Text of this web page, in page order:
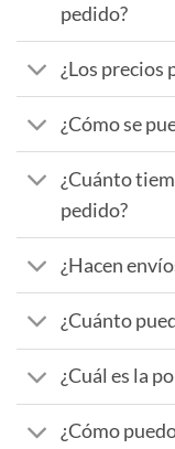
pedido?
¿Los precios
¿Cómo se
¿Cuánto
pedido?
¿Hacen
¿Cuánto
¿Cuál es la
¿Cómo